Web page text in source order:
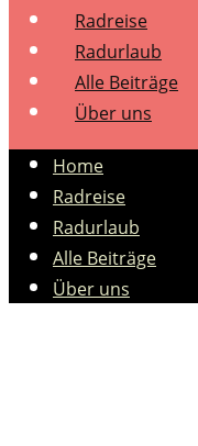
Radreise
Radurlaub
Alle Beiträge
Über uns
Home
Radreise
Radurlaub
Alle Beiträge
Über uns